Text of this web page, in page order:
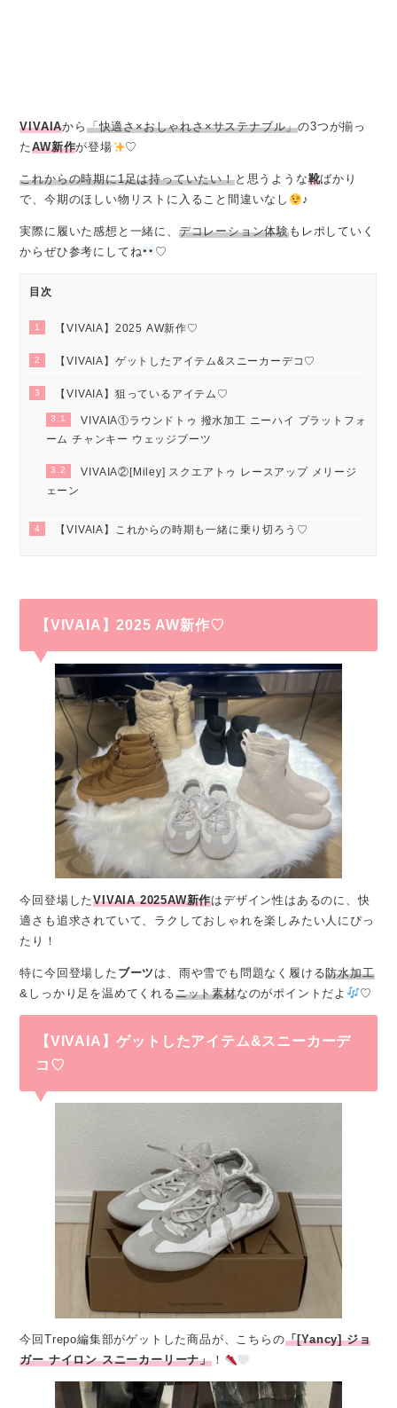
VIVAIAから 「快適さ×おしゃれさ×サステナブル」の3つが揃っ
たAW新作が登場 ♡
これからの時期に1足は持っていたい！と思うような靴ばかり
で、今期のほしい物リストに入ること間違いなし
♪
実際に履いた感想と一緒に、 デコレーション体験もレポしていく
からぜひ参考にしてね
♡
目次
1 【VIVAIA】2025 AW新作♡
2 【VIVAIA】ゲットしたアイテム&スニーカーデコ♡
3 【VIVAIA】狙っているアイテム♡
3.1
VIVAIA①ラウンドトゥ 撥水加工 ニーハイ プラットフォ
ーム チャンキー ウェッジブーツ
3.2
VIVAIA②[Miley] スクエアトゥ レースアップ メリージ
ェーン
4 【VIVAIA】これからの時期も一緒に乗り切ろう♡
【VIVAIA】2025 AW新作♡
今回登場したVIVAIA 2025AW新作はデザイン性はあるのに、快
適さも追求されていて、ラクしておしゃれを楽しみたい人にぴっ
たり！
特に今回登場した ブーツ は、雨や雪でも問題なく履ける防水加工
&しっかり足を温めてくれるニット素材なのがポイントだよ ♡
【VIVAIA】ゲットしたアイテム&スニーカーデ
コ♡
今回Trepo編集部がゲットした商品が、こちらの「[Yancy] ジョ
ガー ナイロン スニーカーリーナ」 ！